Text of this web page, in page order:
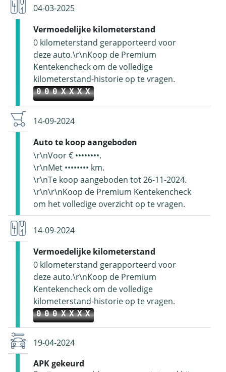
04-03-2025
Vermoedelijke kilometerstand
0 kilometerstand gerapporteerd voor
deze auto.\r\nKoop de Premium
Kentekencheck om de volledige
kilometerstand-historie op te vragen.
000XXXX
14-09-2024
Auto te koop aangeboden
\r\nVoor € ••••••••.
\r\nMet •••••••• km.
\r\nTe koop aangeboden tot 26-11-2024.
\r\n\r\nKoop de Premium Kentekencheck
om het volledige overzicht op te vragen.
14-09-2024
Vermoedelijke kilometerstand
0 kilometerstand gerapporteerd voor
deze auto.\r\nKoop de Premium
Kentekencheck om de volledige
kilometerstand-historie op te vragen.
000XXXX
19-04-2024
APK gekeurd